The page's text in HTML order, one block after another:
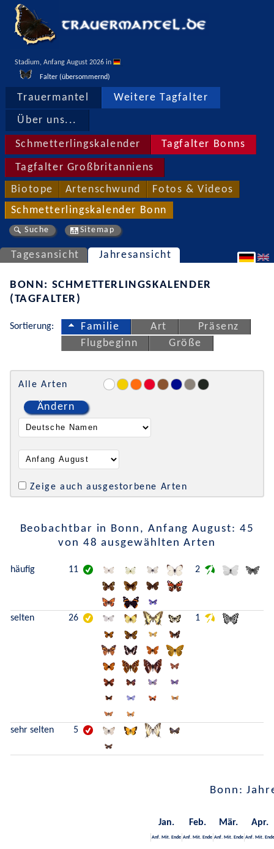
Stadium, Anfang August 2026 in
Falter (übersommernd)
Trauermantel Weitere Tagfalter
Über uns...
Schmetterlingskalender Tagfalter Bonns
Tagfalter Großbritanniens
Biotope Artenschwund Fotos & Videos
Schmetterlingskalender Bonn
Suche Sitemap
Tagesansicht Jahresansicht
BONN: SCHMETTERLINGSKALENDER
(TAGFALTER)
Sortierung: Familie Art
Präsenz
Flugbeginn
Größe
Alle Arten
Ändern
Zeige auch ausgestorbene Arten
Beobachtbar in Bonn, Anfang August: 45
von 48 ausgewählten Arten
häufig 11 2
selten 26 1
sehr selten 5
Bonn:
Jan. Feb. Mär. Apr.
Anf. Mit. Ende Anf. Mit. Ende Anf. Mit. Ende Anf. Mit. Ende